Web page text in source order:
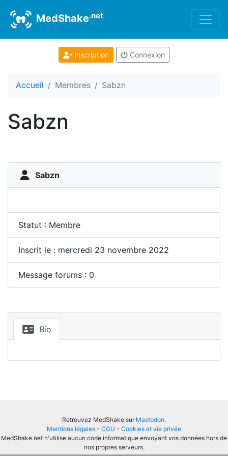
MedShake.net
Inscription Connexion
Accueil Membres Sabzn
Sabzn
Sabzn
Statut : Membre
Inscrit le : mercredi 23 novembre 2022
Message forums : 0
Bio
Retrouvez MedShake sur Mastodon.
Mentions légales - CGU - Cookies et vie privée
MedShake.net n'utilise aucun code informatique envoyant vos données hors de
nos propres serveurs.